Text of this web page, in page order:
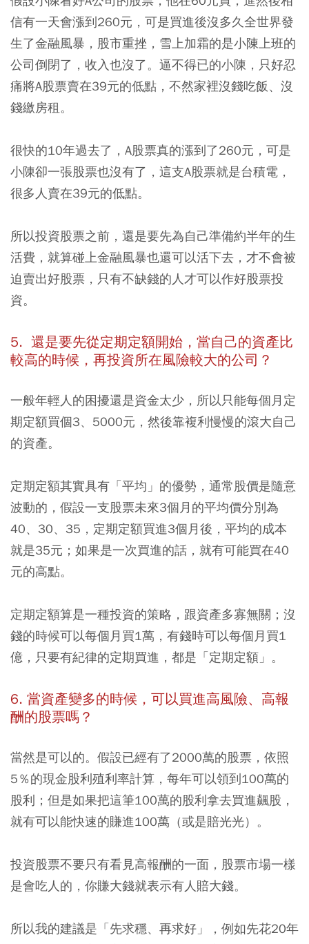
信有一天會漲到260元，可是買進後沒多久全世界發
生了金融風暴，股市重挫，雪上加霜的是小陳上班的
公司倒閉了，收入也沒了。逼不得已的小陳，只好忍
痛將A股票賣在39元的低點，不然家裡沒錢吃飯、沒
錢繳房租。
很快的10年過去了，A股票真的漲到了260元，可是
小陳卻一張股票也沒有了，這支A股票就是台積電，
很多人賣在39元的低點。
所以投資股票之前，還是要先為自己準備約半年的生
活費，就算碰上金融風暴也還可以活下去，才不會被
迫賣出好股票，只有不缺錢的人才可以作好股票投
資。
5. 還是要先從定期定額開始，當自己的資產比
較高的時候，再投資所在風險較大的公司？
一般年輕人的困擾還是資金太少，所以只能每個月定
期定額買個3、5000元，然後靠複利慢慢的滾大自己
的資產。
定期定額其實具有「平均」的優勢，通常股價是隨意
波動的，假設一支股票未來3個月的平均價分別為
40、30、35，定期定額買進3個月後，平均的成本
就是35元；如果是一次買進的話，就有可能買在40
元的高點。
定期定額算是一種投資的策略，跟資產多寡無關；沒
錢的時候可以每個月買1萬，有錢時可以每個月買1
億，只要有紀律的定期買進，都是「定期定額」。
6. 當資產變多的時候，可以買進高風險、高報
酬的股票嗎？
當然是可以的。假設已經有了2000萬的股票，依照
5％的現金股利殖利率計算，每年可以領到100萬的
股利；但是如果把這筆100萬的股利拿去買進飆股，
就有可以能快速的賺進100萬（或是賠光光）。
投資股票不要只有看見高報酬的一面，股票市場一樣
是會吃人的，你賺大錢就表示有人賠大錢。
所以我的建議是「先求穩、再求好」，例如先花20年